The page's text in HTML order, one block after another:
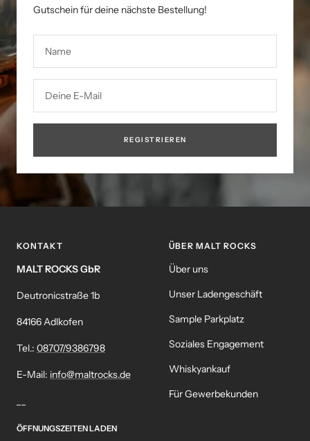
Gutschein für deine nächste Bestellung!
Name
Deine E-Mail
REGISTRIEREN
KONTAKT
MALT ROCKS GbR
Deutronicstraße 1b
84166 Adlkofen
Tel.: 08707/9386798
E-Mail: info@maltrocks.de
ÖFFNUNGSZEITEN LADEN
ÜBER MALT ROCKS
Über uns
Unser Ladengeschäft
Sample Parkplatz
Soziales Engagement
Whiskyankauf
Für Gewerbekunden